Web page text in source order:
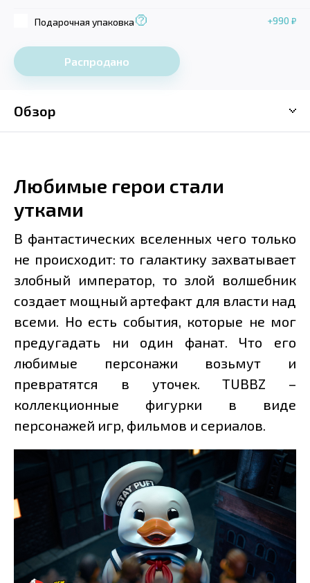
Подарочная упаковка +990 ₽
Распродано
Обзор
Любимые герои стали
утками
В фантастических вселенных чего только
не происходит: то галактику захватывает
злобный император, то злой волшебник
создает мощный артефакт для власти над
всеми. Но есть события, которые не мог
предугадать ни один фанат. Что его
любимые персонажи возьмут и
превратятся в уточек. TUBBZ –
коллекционные фигурки в виде
персонажей игр, фильмов и сериалов.